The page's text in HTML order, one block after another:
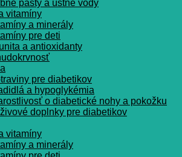
pasty a ústne vody
vitamíny
a minerály
pre deti
a antioxidanty
pre diabetikov
a hypoglykémia
o diabetické nohy a pokožku
doplnky pre diabetikov
vitamíny
a minerály